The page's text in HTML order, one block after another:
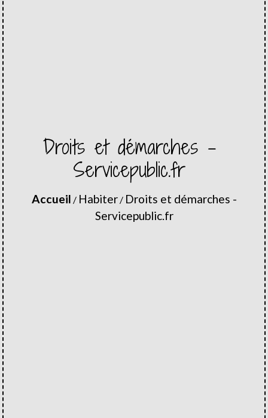
Droits et démarches -
Servicepublic.fr
Accueil / Habiter/ Droits et démarches -
Servicepublic.fr